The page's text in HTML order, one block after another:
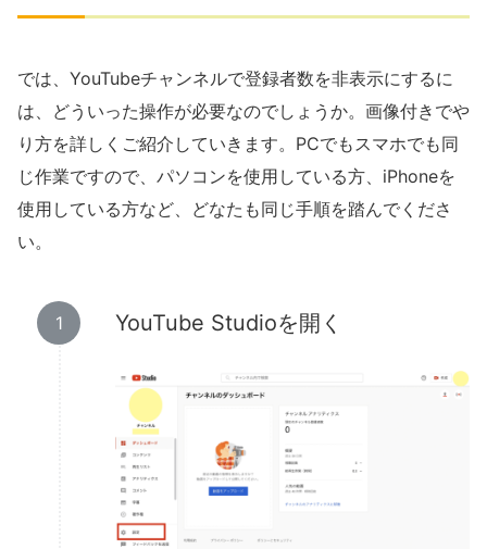
では、YouTubeチャンネルで登録者数を非表示にするに
は、どういった操作が必要なのでしょうか。画像付きでや
り方を詳しくご紹介していきます。PCでもスマホでも同
じ作業ですので、パソコンを使用している方、iPhoneを
使用している方など、どなたも同じ手順を踏んでくださ
い。
YouTube Studioを開く